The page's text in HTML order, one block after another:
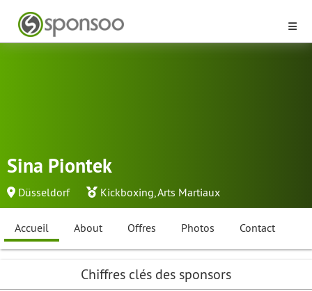
Sina Piontek
Düsseldorf Kickboxing,Arts Martiaux
Accueil About Offres Photos Contact
Chiffres clés des sponsors